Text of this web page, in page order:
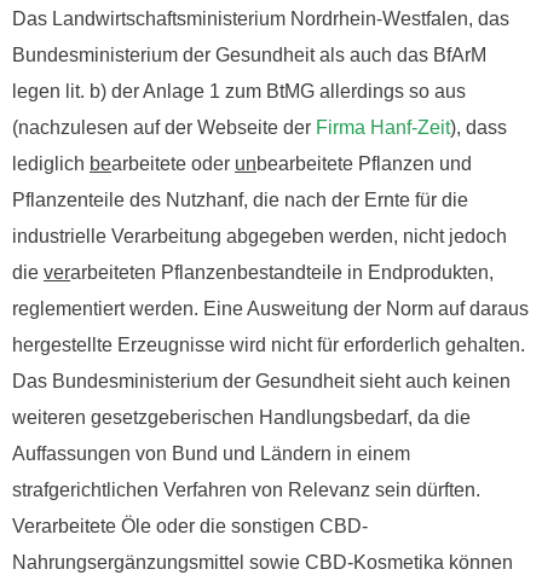
Das Landwirtschaftsministerium Nordrhein-Westfalen, das
Bundesministerium der Gesundheit als auch das BfArM
legen lit. b) der Anlage 1 zum BtMG allerdings so aus
(nachzulesen auf der Webseite der Firma Hanf-Zeit), dass
lediglich bearbeitete oder unbearbeitete Pflanzen und
Pflanzenteile des Nutzhanf, die nach der Ernte für die
industrielle Verarbeitung abgegeben werden, nicht jedoch
die verarbeiteten Pflanzenbestandteile in Endprodukten,
reglementiert werden. Eine Ausweitung der Norm auf daraus
hergestellte Erzeugnisse wird nicht für erforderlich gehalten.
Das Bundesministerium der Gesundheit sieht auch keinen
weiteren gesetzgeberischen Handlungsbedarf, da die
Auffassungen von Bund und Ländern in einem
strafgerichtlichen Verfahren von Relevanz sein dürften.
Verarbeitete Öle oder die sonstigen CBD-
Nahrungsergänzungsmittel sowie CBD-Kosmetika können